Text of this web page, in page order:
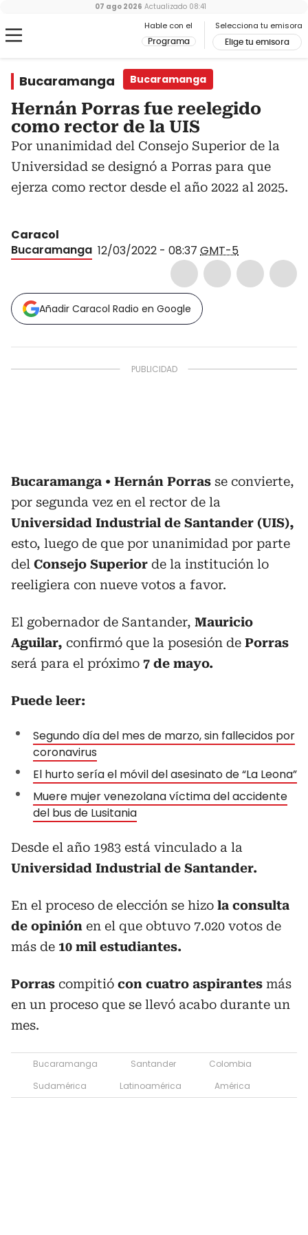
Hable con el
Programa
Selecciona tu emisora
Elige tu emisora
07 ago 2026 Actualizado 08:41
Bucaramanga Bucaramanga
Hernán Porras fue reelegido
como rector de la UIS
Por unanimidad del Consejo Superior de la
Universidad se designó a Porras para que
ejerza como rector desde el año 2022 al 2025.
Caracol
Bucaramanga 12/03/2022 - 08:37 GMT-5
Añadir Caracol Radio en Google
Bucaramanga Hernán Porras se convierte,
por segunda vez en el rector de la
Universidad Industrial de Santander (UIS),
esto, luego de que por unanimidad por parte
del Consejo Superior de la institución lo
reeligiera con nueve votos a favor.
El gobernador de Santander, Mauricio
Aguilar, confirmó que la posesión de Porras
será para el próximo 7 de mayo.
Puede leer:
Segundo día del mes de marzo, sin fallecidos por
coronavirus
El hurto sería el móvil del asesinato de “La Leona”
Muere mujer venezolana víctima del accidente
del bus de Lusitania
Desde el año 1983 está vinculado a la
Universidad Industrial de Santander.
En el proceso de elección se hizo la consulta
de opinión en el que obtuvo 7.020 votos de
más de 10 mil estudiantes.
Porras compitió con cuatro aspirantes más
en un proceso que se llevó acabo durante un
mes.
Bucaramanga Santander
Colombia
Sudamérica
Latinoamérica América